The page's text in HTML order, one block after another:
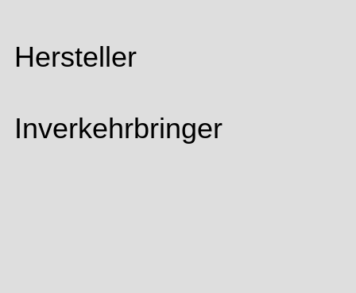
Hersteller
Inverkehrbringer